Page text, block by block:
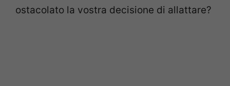
ostacolato la vostra decisione di allattare?